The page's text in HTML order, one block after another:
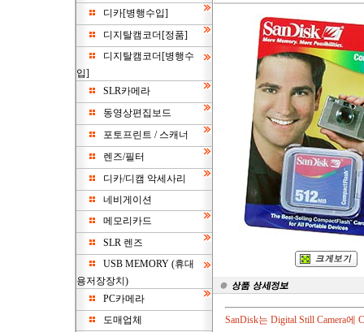
디카[병행수입]
디지탈캠코더[정품]
디지탈캠코더[병행수
입]
SLR카메라
동영상편집보드
포토프린트 / 스캐너
렌즈/필터
디카/디캠 악세사리
네비게이션
메모리카드
SLR 렌즈
USB MEMORY (휴대
용저장장치)
PC카메라
도매업체
SanDisk는 Digital Still Camera